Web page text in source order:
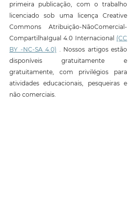
primeira publicação, com o trabalho
licenciado sob uma licença Creative
Commons Atribuição-NãoComercial-
CompartilhaIgual 4.0 Internacional (CC
BY -NC-SA 4.0) . Nossos artigos estão
disponíveis gratuitamente e
gratuitamente, com privilégios para
atividades educacionais, pesqueiras e
não comerciais.